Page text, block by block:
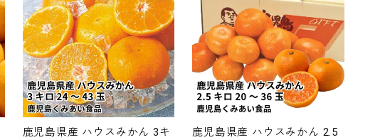
鹿児島県産 ハウスみかん 3キ
鹿児島県産 ハウスみかん 2.5